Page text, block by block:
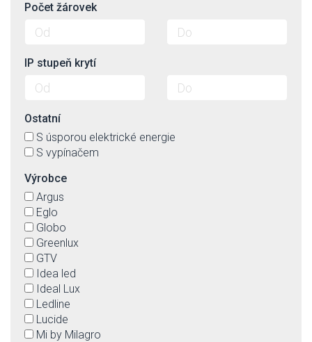
Počet žárovek
IP stupeň krytí
Ostatní
S úsporou elektrické energie
S vypínačem
Výrobce
Argus
Eglo
Globo
Greenlux
GTV
Idea led
Ideal Lux
Ledline
Lucide
Mi by Milagro